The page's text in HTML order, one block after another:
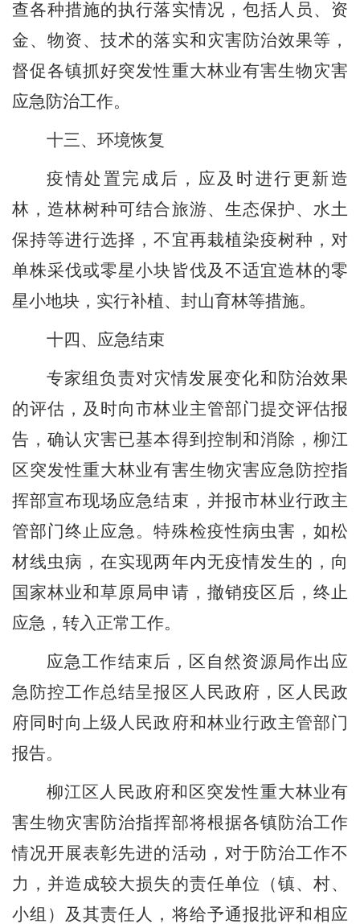
查各种措施的执行落实情况，包括人员、资
金、物资、技术的落实和灾害防治效果等 ，
督促各镇抓好突发性重大林业有害生物灾害
应急防治工作。
十三、环境恢复
疫情处置完成后，应及时进行更新造
林，造林树种可结合旅游、生态保护、水土
保持等进行选择，不宜再栽植染疫树种，对
单株采伐或零星小块皆伐及不适宜造林的零
星小地块，实行补植、封山育林等措施。
十四、应急结束
专家组负责对灾情发展变化和防治效果
的评估，及时向市林业主管部门提交评估报
告，确认灾害已基本得到控制和消除，柳江
区突发性重大林业有害生物灾害应急防控指
挥部宣布现场应急结束，并报市林业行政主
管部门终止应急。特殊检疫性病虫害 ， 如松
材线虫病，在实现两年内无疫情发生的，向
国家林业和草原局申请，撤销疫区后，终止
应急，转入正常工作。
应急工作结束后， 区自然资源局作出 应
急防控工作总结呈报区人民政府，区人民政
府同时向上级人民政府和林业行政主管部门
报告。
柳江区人民政府和区突发性重大林业有
害生物灾害防治指挥部将根据各镇防治工作
情况开展表彰先进的活动，对于防治工作不
力，并造成较大损失的责任单位（镇、村、
小组 ）及其责任人，将给予通报批评和相应